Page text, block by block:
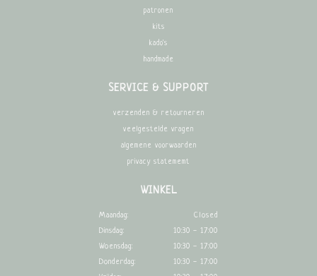
patronen
kits
kado's
handmade
SERVICE & SUPPORT
verzenden & retourneren
veelgestelde vragen
algemene voorwaarden
privacy statememt
WINKEL
Maandag:
Closed
Dinsdag:
10:30 - 17:00
Woensdag:
10:30 - 17:00
Donderdag:
10:30 - 17:00